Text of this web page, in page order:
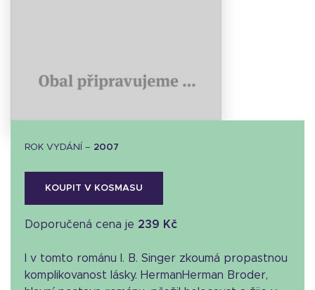
ROK VYDÁNÍ – 2007
KOUPIT V KOSMASU
Doporučená cena je 239 Kč
I v tomto románu I. B. Singer zkoumá propastnou
komplikovanost lásky. HermanHerman Broder,